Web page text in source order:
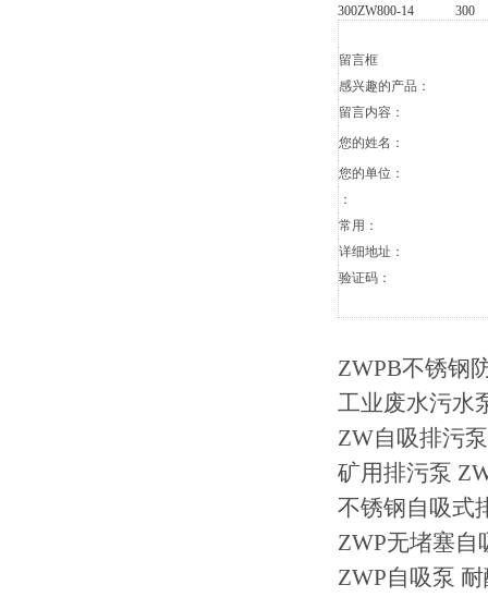
300ZW800-14
300
留言框
感兴趣的产品：
留言内容：
您的姓名：
您的单位：
：
常用：
详细地址：
验证码：
ZWPB不锈钢
工业废水污水
ZW自吸排污
矿用排污泵
不锈钢自吸式
ZWP无堵塞自
ZWP自吸泵